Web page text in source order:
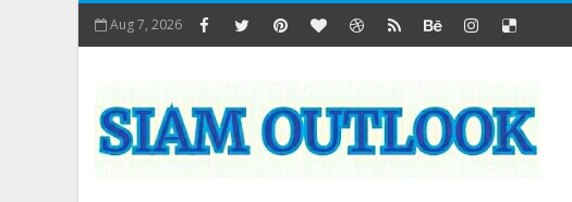
Aug 7, 2026